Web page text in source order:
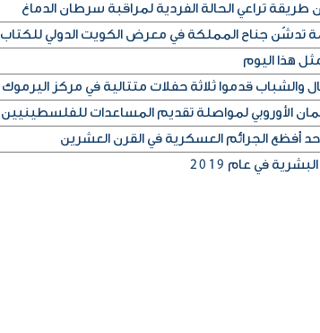
تراعي الحالة الفردية لمراقبة سرطان الدماغ
تدشّن جناح المملكة في معرض الكويت الدولي للكتاب 2025
هذا اليوم
الأوروبي لمواصلة تقديم المساعدات للفلسطينيين
أفظع الجرائم العسكرية في القرن العشرين
في عام 2019